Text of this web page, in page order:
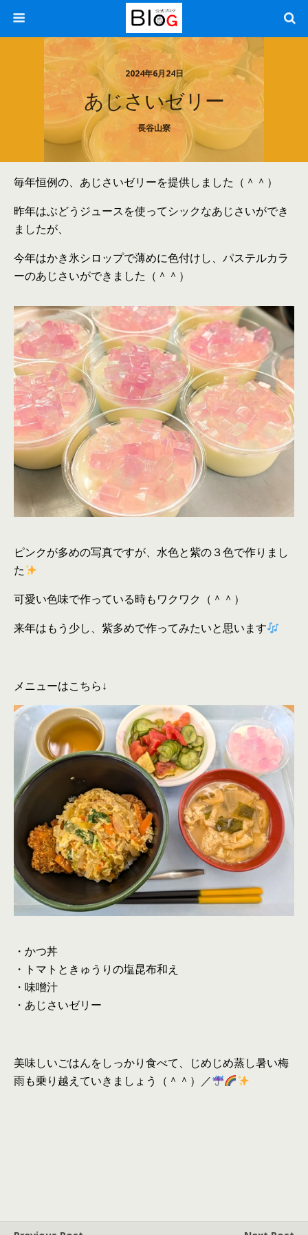
2024年6月24日
あじさいゼリー
長谷山寮
毎年恒例の、あじさいゼリーを提供しました（＾＾）
昨年はぶどうジュースを使ってシックなあじさいができ
ましたが、
今年はかき氷シロップで薄めに色付けし、パステルカラ
ーのあじさいができました（＾＾）
ピンクが多めの写真ですが、水色と紫の３色で作りまし
た
可愛い色味で作っている時もワクワク（＾＾）
来年はもう少し、紫多めで作ってみたいと思います
メニューはこちら↓
・かつ丼
・トマトときゅうりの塩昆布和え
・味噌汁
・あじさいゼリー
美味しいごはんをしっかり食べて、じめじめ蒸し暑い梅
雨も乗り越えていきましょう（＾＾）／